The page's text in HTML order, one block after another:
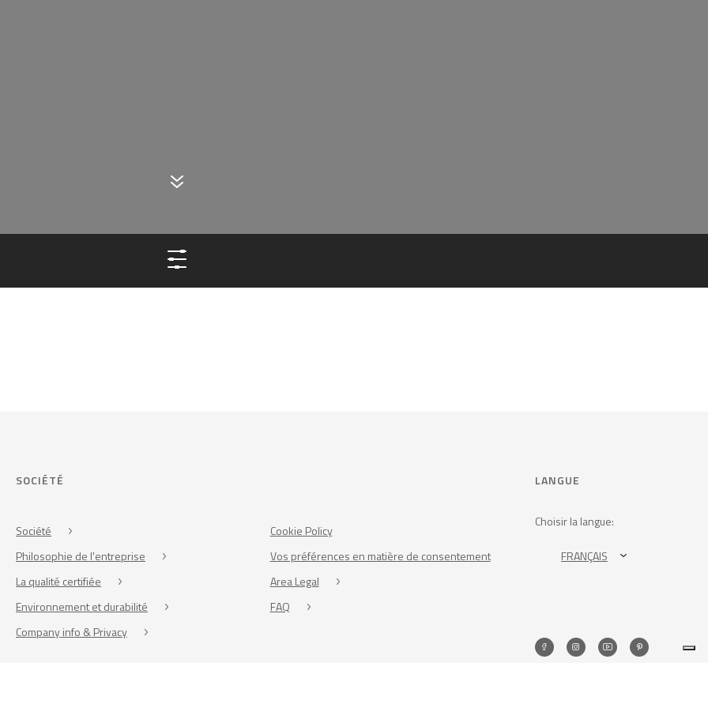
SOCIÉTÉ
Société
Philosophie de l'entreprise
La qualité certifiée
Environnement et durabilité
Company info & Privacy
Cookie Policy
Vos préférences en matière de consentement
Area Legal
FAQ
LANGUE
Choisir la langue:
FRANÇAIS